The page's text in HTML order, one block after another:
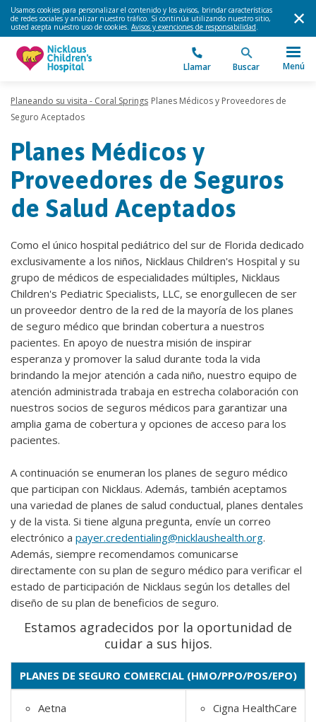
Usamos cookies para personalizar el contenido y los avisos, brindar características
de redes sociales y analizar nuestro tráfico. Si continúa utilizando nuestro sitio,
usted acepta nuestro uso de cookies. Avisos y exenciones de responsabilidad.
Llamar Buscar Menú
Planeando su visita - Coral Springs Planes Médicos y Proveedores de
Seguro Aceptados
Planes Médicos y
Proveedores de Seguros
de Salud Aceptados
Como el único hospital pediátrico del sur de Florida dedicado
exclusivamente a los niños, Nicklaus Children's Hospital y su
grupo de médicos de especialidades múltiples, Nicklaus
Children's Pediatric Specialists, LLC, se enorgullecen de ser
un proveedor dentro de la red de la mayoría de los planes
de seguro médico que brindan cobertura a nuestros
pacientes. En apoyo de nuestra misión de inspirar
esperanza y promover la salud durante toda la vida
brindando la mejor atención a cada niño, nuestro equipo de
atención administrada trabaja en estrecha colaboración con
nuestros socios de seguros médicos para garantizar una
amplia gama de cobertura y opciones de acceso para los
pacientes.
A continuación se enumeran los planes de seguro médico
que participan con Nicklaus. Además, también aceptamos
una variedad de planes de salud conductual, planes dentales
y de la vista. Si tiene alguna pregunta, envíe un correo
electrónico a payer.credentialing@nicklaushealth.org.
Además, siempre recomendamos comunicarse
directamente con su plan de seguro médico para verificar el
estado de participación de Nicklaus según los detalles del
diseño de su plan de beneficios de seguro.
Estamos agradecidos por la oportunidad de
cuidar a sus hijos.
PLANES DE SEGURO COMERCIAL (HMO/PPO/POS/EPO)
Aetna
Cigna HealthCare